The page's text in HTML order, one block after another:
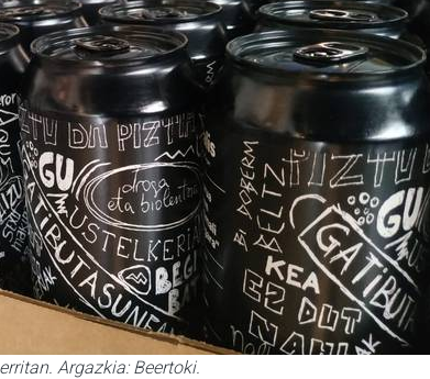
Argazkia: Beertoki.